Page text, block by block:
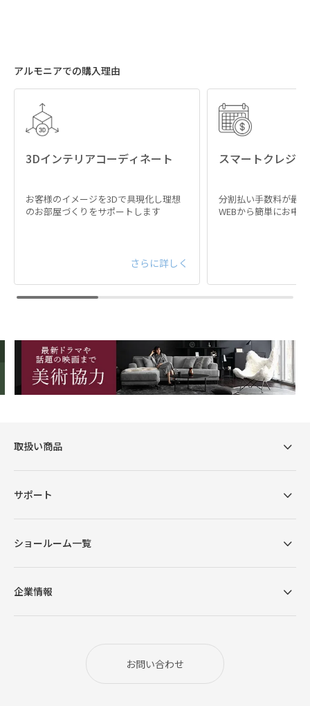
閉めたままでもリモコ
ン対応可能
らない仕様になっている
ため、閉めたままでもリ
背面も美しいコード収
フラップ収納の背面には
置。乱雑になりがちなコ
ードを綺麗にまとめて収
重厚感を高めるマットな仕上がり
シックでクールな雰囲気のブラックカラー天板。モ
ダンで洗練された印象を与え、お部屋に高級感をプ
アルモニアでの購入理由
3Dインテリアコーディネート
お客様のイメージを3Dで具現化し理想
のお部屋づくりをサポートします
さらに詳しく
スマートクレジ
分割払い手数料が最
WEBから簡単にお申
取扱い商品
サポート
ショールーム一覧
企業情報
お問い合わせ